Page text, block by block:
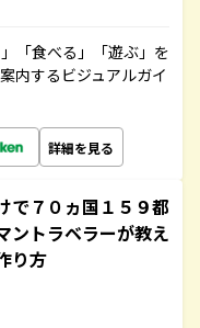
「食べる」「遊ぶ」を
内するビジュアルガイ
詳細を見る
７０ヵ国１５９都
ントラベラーが教え
り方